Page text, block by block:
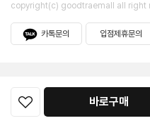
바로구매
copyright(c) goodtraemall all right
카톡문의 입점제휴문의
굿뜨래몰소개